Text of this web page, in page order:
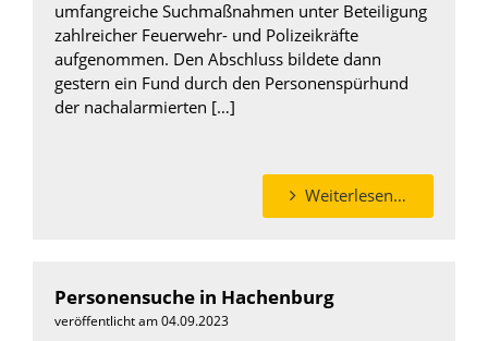
umfangreiche Suchmaßnahmen unter Beteiligung
zahlreicher Feuerwehr- und Polizeikräfte
aufgenommen. Den Abschluss bildete dann
gestern ein Fund durch den Personenspürhund
der nachalarmierten […]
Weiterlesen…
Personensuche in Hachenburg
veröffentlicht am 04.09.2023